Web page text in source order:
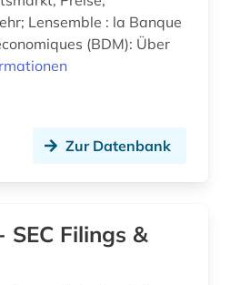
(5)
Lensemble : la Banque
(BDM): Über
Zur Datenbank
SEC Filings &